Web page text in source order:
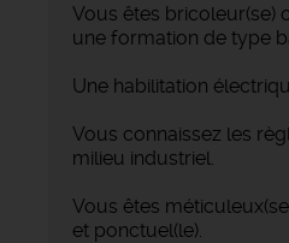
Vous êtes bricoleur(se)
une formation de type
Une habilitation
Vous connaissez les
milieu industriel.
Vous êtes
et ponctuel(le).